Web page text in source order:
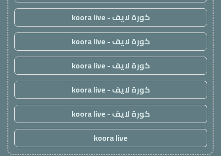
كورة لايف - koora live
كورة لايف - koora live
كورة لايف - koora live
كورة لايف - koora live
كورة لايف - koora live
koora live